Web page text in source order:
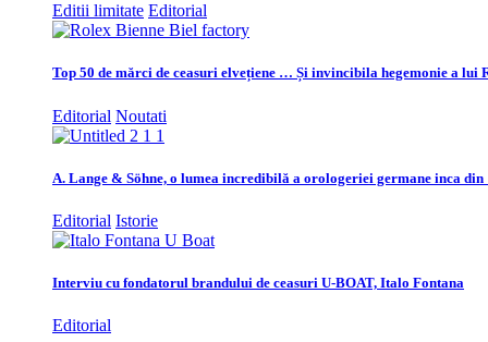
Editii limitate Editorial
Top 50 de mărci de ceasuri elvețiene … Și invincibila hegemonie a lui
Editorial Noutati
A. Lange & Söhne, o lumea incredibilă a orologeriei germane inca din
Editorial Istorie
Interviu cu fondatorul brandului de ceasuri U-BOAT, Italo Fontana
Editorial